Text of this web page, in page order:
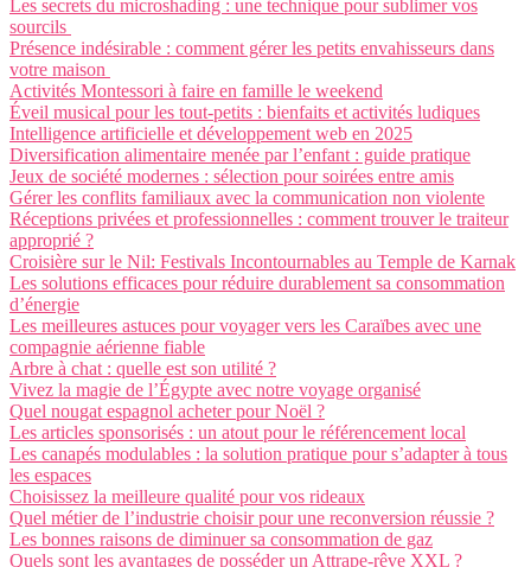
Les secrets du microshading : une technique pour sublimer vos
sourcils
Présence indésirable : comment gérer les petits envahisseurs dans
votre maison
Activités Montessori à faire en famille le weekend
Éveil musical pour les tout-petits : bienfaits et activités ludiques
Intelligence artificielle et développement web en 2025
Diversification alimentaire menée par l’enfant : guide pratique
Jeux de société modernes : sélection pour soirées entre amis
Gérer les conflits familiaux avec la communication non violente
Réceptions privées et professionnelles : comment trouver le traiteur
approprié ?
Croisière sur le Nil: Festivals Incontournables au Temple de Karnak
Les solutions efficaces pour réduire durablement sa consommation
d’énergie
Les meilleures astuces pour voyager vers les Caraïbes avec une
compagnie aérienne fiable
Arbre à chat : quelle est son utilité ?
Vivez la magie de l’Égypte avec notre voyage organisé
Quel nougat espagnol acheter pour Noël ?
Les articles sponsorisés : un atout pour le référencement local
Les canapés modulables : la solution pratique pour s’adapter à tous
les espaces
Choisissez la meilleure qualité pour vos rideaux
Quel métier de l’industrie choisir pour une reconversion réussie ?
Les bonnes raisons de diminuer sa consommation de gaz
Quels sont les avantages de posséder un Attrape-rêve XXL ?